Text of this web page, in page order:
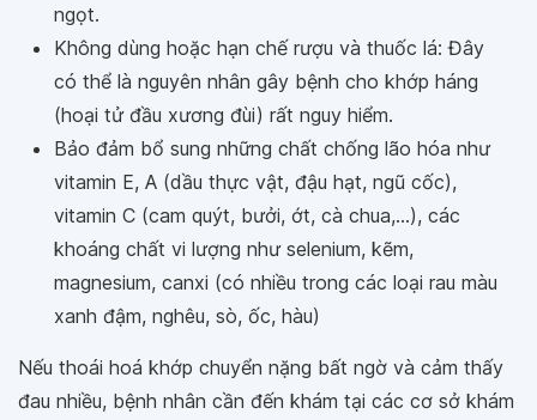
ngọt.
Không dùng hoặc hạn chế rượu và thuốc lá: Đây
có thể là nguyên nhân gây bệnh cho khớp háng
(hoại tử đầu xương đùi) rất nguy hiểm.
Bảo đảm bổ sung những chất chống lão hóa như
vitamin E, A (dầu thực vật, đậu hạt, ngũ cốc),
vitamin C (cam quýt, bưởi, ớt, cà chua,...), các
khoáng chất vi lượng như selenium, kẽm,
magnesium, canxi (có nhiều trong các loại rau màu
xanh đậm, nghêu, sò, ốc, hàu)
Nếu thoái hoá khớp chuyển nặng bất ngờ và cảm thấy
đau nhiều, bệnh nhân cần đến khám tại các cơ sở khám